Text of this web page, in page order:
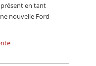
présent en tant
nouvelle Ford